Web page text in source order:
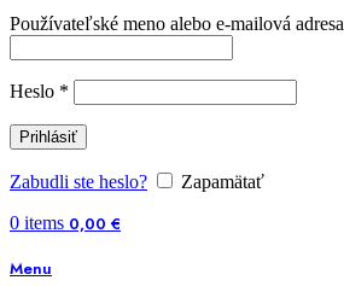
Používateľské meno alebo e-mailová adresa
Heslo *
Prihlásiť
Zabudli ste heslo?
Zapamätať
0 items 0,00 €
Menu